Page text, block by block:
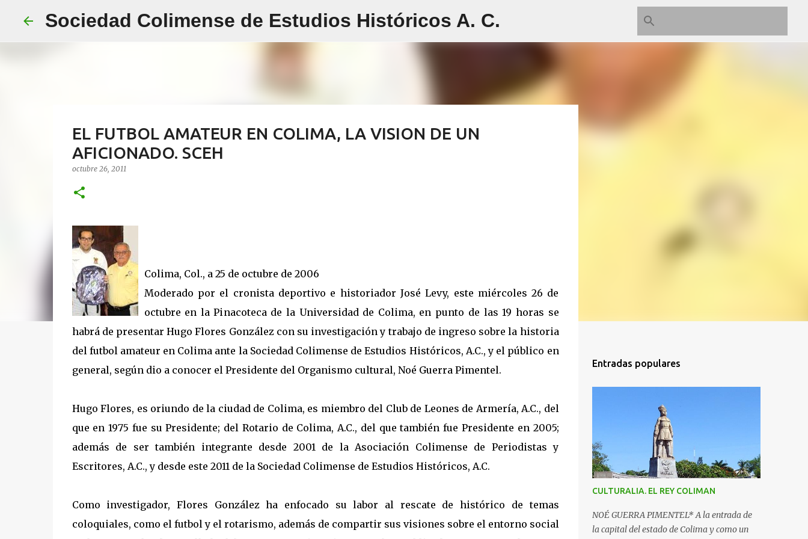
Ir al contenido principal
Sociedad Colimense de Estudios Históricos A. C.
EL FUTBOL AMATEUR EN COLIMA, LA VISION DE UN
AFICIONADO. SCEH
octubre 26, 2011
Colima, Col., a 25 de octubre de 2006
Moderado por el cronista deportivo e historiador José Levy, este miércoles 26 de
octubre en la Pinacoteca de la Universidad de Colima, en punto de las 19 horas se
habrá de presentar Hugo Flores González con su investigación y trabajo de ingreso sobre la historia
del futbol amateur en Colima ante la Sociedad Colimense de Estudios Históricos, A.C., y el público en
general, según dio a conocer el Presidente del Organismo cultural, Noé Guerra Pimentel.
Hugo Flores, es oriundo de la ciudad de Colima, es miembro del Club de Leones de Armería, A.C., del
que en 1975 fue su Presidente; del Rotario de Colima, A.C., del que también fue Presidente en 2005;
además de ser también integrante desde 2001 de la Asociación Colimense de Periodistas y
Escritores, A.C., y desde este 2011 de la Sociedad Colimense de Estudios Históricos, A.C.
Como investigador, Flores González ha enfocado su labor al rescate de histórico de temas
coloquiales, como el futbol y el rotarismo, además de compartir sus visiones sobre el entorno social
Entradas populares
CULTURALIA. EL REY COLIMAN
NOÉ GUERRA PIMENTEL* A la entrada de
la capital del estado de Colima y como un